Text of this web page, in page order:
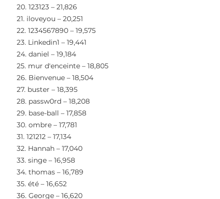
20. 123123 – 21,826
21. iloveyou – 20,251
22. 1234567890 – 19,575
23. Linkedin1 – 19,441
24. daniel – 19,184
25. mur d'enceinte – 18,805
26. Bienvenue – 18,504
27. buster – 18,395
28. passw0rd – 18,208
29. base-ball – 17,858
30. ombre – 17,781
31. 121212 – 17,134
32. Hannah – 17,040
33. singe – 16,958
34. thomas – 16,789
35. été – 16,652
36. George – 16,620